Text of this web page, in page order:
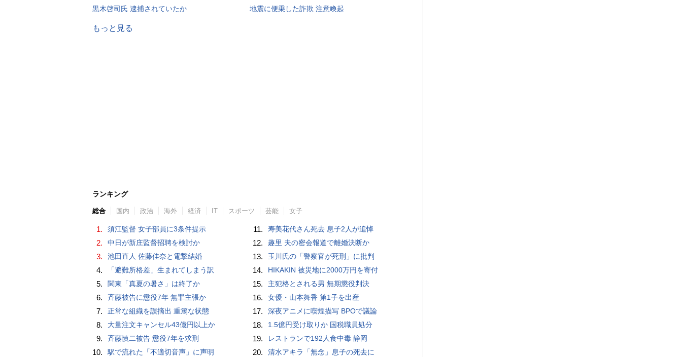
黒木啓司氏 逮捕されていたか
地震に便乗した詐欺 注意喚起
もっと見る
ランキング
総合 国内 政治 海外 経済 IT スポーツ 芸能 女子
1. 須江監督 女子部員に3条件提示
2. 中日が新庄監督招聘を検討か
3. 池田直人 佐藤佳奈と電撃結婚
4. 「避難所格差」生まれてしまう訳
5. 関東「真夏の暑さ」は終了か
6. 斉藤被告に懲役7年 無罪主張か
7. 正常な組織を誤摘出 重篤な状態
8. 大量注文キャンセル43億円以上か
9. 斉藤慎二被告 懲役7年を求刑
10. 駅で流れた「不適切音声」に声明
11. 寿美花代さん死去 息子2人が追悼
12. 趣里 夫の密会報道で離婚決断か
13. 玉川氏の「警察官が死刑」に批判
14. HIKAKIN 被災地に2000万円を寄付
15. 主犯格とされる男 無期懲役判決
16. 女優・山本舞香 第1子を出産
17. 深夜アニメに喫煙描写 BPOで議論
18. 1.5億円受け取りか 国税職員処分
19. レストランで192人食中毒 静岡
20. 清水アキラ「無念」息子の死去に